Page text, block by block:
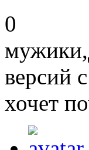
0
версий
хочет